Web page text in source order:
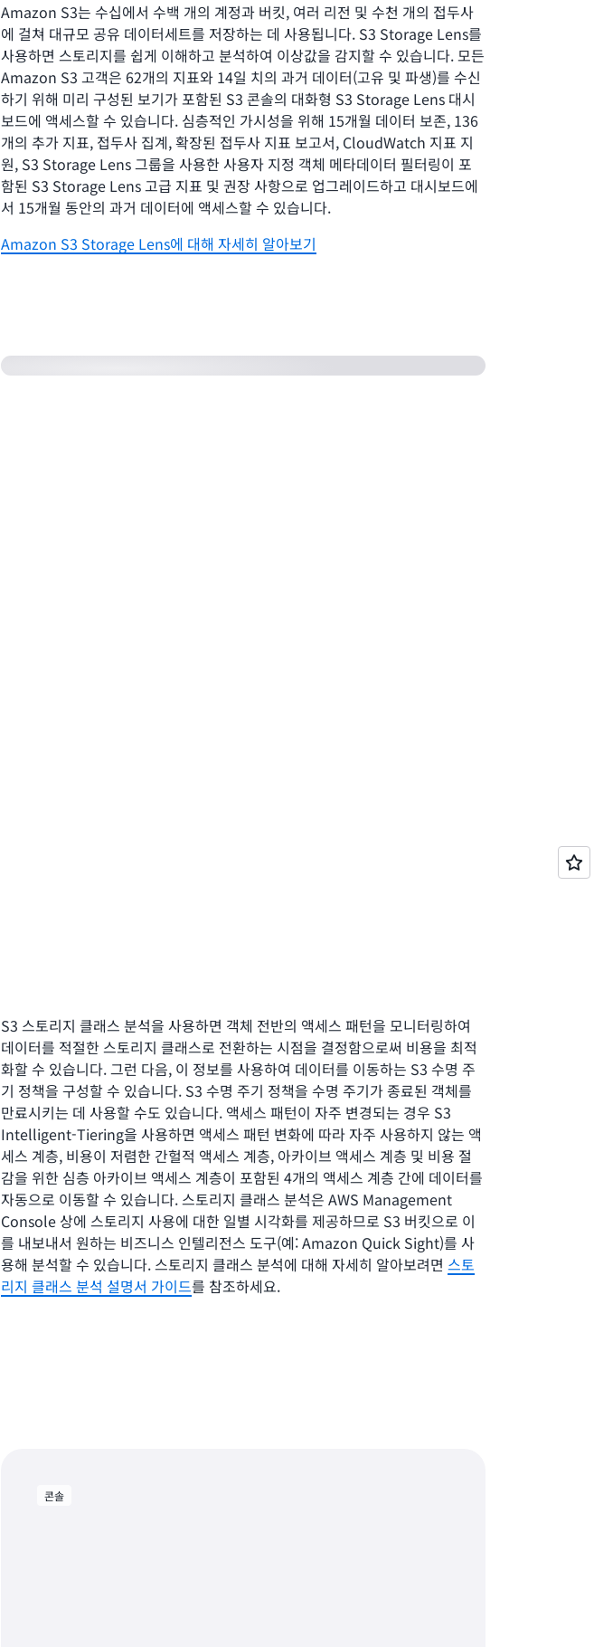
Amazon S3는 수십에서 수백 개의 계정과 버킷, 여러 리전 및 수천 개의 접두사
에 걸쳐 대규모 공유 데이터세트를 저장하는 데 사용됩니다. S3 Storage Lens를
사용하면 스토리지를 쉽게 이해하고 분석하여 이상값을 감지할 수 있습니다. 모든
Amazon S3 고객은 62개의 지표와 14일 치의 과거 데이터(고유 및 파생)를 수신
하기 위해 미리 구성된 보기가 포함된 S3 콘솔의 대화형 S3 Storage Lens 대시
보드에 액세스할 수 있습니다. 심층적인 가시성을 위해 15개월 데이터 보존, 136
개의 추가 지표, 접두사 집계, 확장된 접두사 지표 보고서, CloudWatch 지표 지
원, S3 Storage Lens 그룹을 사용한 사용자 지정 객체 메타데이터 필터링이 포
함된 S3 Storage Lens 고급 지표 및 권장 사항으로 업그레이드하고 대시보드에
서 15개월 동안의 과거 데이터에 액세스할 수 있습니다.
Amazon S3 Storage Lens에 대해 자세히 알아보기
S3 스토리지 클래스 분석을 사용하면 객체 전반의 액세스 패턴을 모니터링하여
데이터를 적절한 스토리지 클래스로 전환하는 시점을 결정함으로써 비용을 최적
화할 수 있습니다. 그런 다음, 이 정보를 사용하여 데이터를 이동하는 S3 수명 주
기 정책을 구성할 수 있습니다. S3 수명 주기 정책을 수명 주기가 종료된 객체를
만료시키는 데 사용할 수도 있습니다. 액세스 패턴이 자주 변경되는 경우 S3
Intelligent-Tiering을 사용하면 액세스 패턴 변화에 따라 자주 사용하지 않는 액
세스 계층, 비용이 저렴한 간헐적 액세스 계층, 아카이브 액세스 계층 및 비용 절
감을 위한 심층 아카이브 액세스 계층이 포함된 4개의 액세스 계층 간에 데이터를
자동으로 이동할 수 있습니다. 스토리지 클래스 분석은 AWS Management
Console 상에 스토리지 사용에 대한 일별 시각화를 제공하므로 S3 버킷으로 이
를 내보내서 원하는 비즈니스 인텔리전스 도구(예: Amazon Quick Sight)를 사
용해 분석할 수 있습니다. 스토리지 클래스 분석에 대해 자세히 알아보려면 스토
리지 클래스 분석 설명서 가이드를 참조하세요.
콘솔